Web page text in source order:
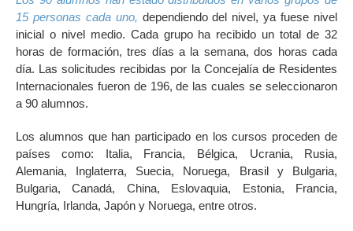
15 personas cada uno, dependiendo del nivel, ya fuese nivel
inicial o nivel medio. Cada grupo ha recibido un total de 32
horas de formación, tres días a la semana, dos horas cada
día. Las solicitudes recibidas por la Concejalía de Residentes
Internacionales fueron de 196, de las cuales se seleccionaron
a 90 alumnos.
Los alumnos que han participado en los cursos proceden de
países como: Italia, Francia, Bélgica, Ucrania, Rusia,
Alemania, Inglaterra, Suecia, Noruega, Brasil y Bulgaria,
Bulgaria, Canadá, China, Eslovaquia, Estonia, Francia,
Hungría, Irlanda, Japón y Noruega, entre otros.